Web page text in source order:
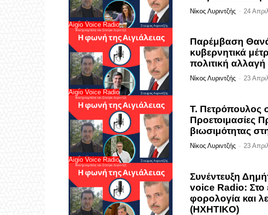
Aigio Voice Radio
Νίκος Λυριντζής - 24
Aigio Voice Radio
Παρέμβαση
κυβερνητικά
πολιτική αλλαγή
Νίκος Λυριντζής - 23
Aigio Voice Radio
Τ. Πετρόπουλος
Προετοιμασίες
βιωσιμότητας
Νίκος Λυριντζής - 23
Συνέντευξη
voice Radio: Στο
φορολογία και
(HXHTIKO)